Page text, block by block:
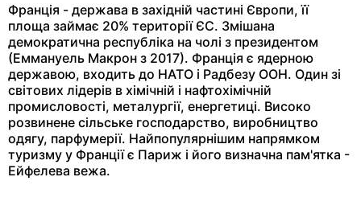
Франція - держава в західній частині Європи, її
площа займає 20% території ЄС. Змішана
демократична республіка на чолі з президентом
(Еммануель Макрон з 2017). Франція є ядерною
державою, входить до НАТО і Радбезу ООН. Один зі
світових лідерів в хімічній і нафтохімічній
промисловості, металургії, енергетиці. Високо
розвинене сільське господарство, виробництво
одягу, парфумерії. Найпопулярнішим напрямком
туризму у Франції є Париж і його визначна пам'ятка -
Ейфелева вежа.